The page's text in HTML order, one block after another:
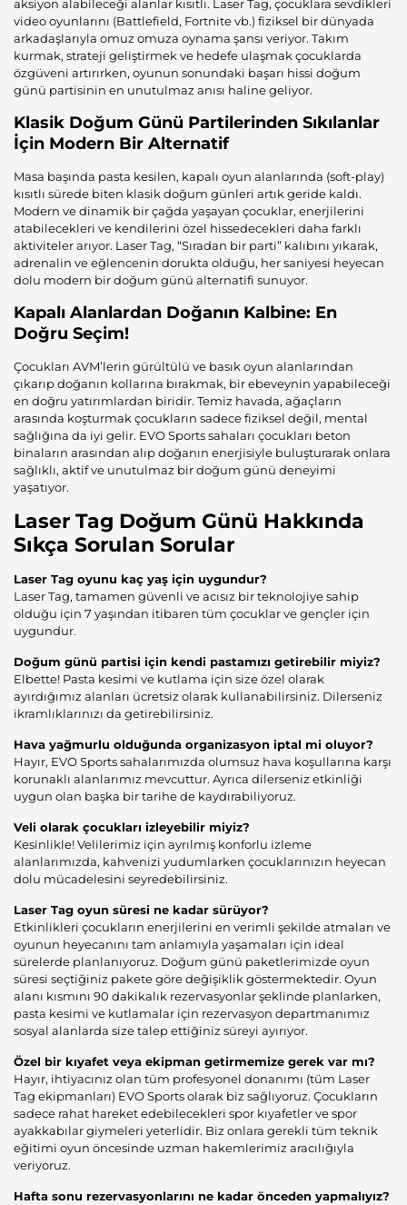
aksiyon alabileceği alanlar kısıtlı. Laser Tag, çocuklara sevdikleri
video oyunlarını (Battlefield, Fortnite vb.) fiziksel bir dünyada
arkadaşlarıyla omuz omuza oynama şansı veriyor. Takım
kurmak, strateji geliştirmek ve hedefe ulaşmak çocuklarda
özgüveni artırırken, oyunun sonundaki başarı hissi doğum
günü partisinin en unutulmaz anısı haline geliyor.
Klasik Doğum Günü Partilerinden Sıkılanlar
İçin Modern Bir Alternatif
Masa başında pasta kesilen, kapalı oyun alanlarında (soft-play)
kısıtlı sürede biten klasik doğum günleri artık geride kaldı.
Modern ve dinamik bir çağda yaşayan çocuklar, enerjilerini
atabilecekleri ve kendilerini özel hissedecekleri daha farklı
aktiviteler arıyor. Laser Tag, “Sıradan bir parti” kalıbını yıkarak,
adrenalin ve eğlencenin dorukta olduğu, her saniyesi heyecan
dolu modern bir doğum günü alternatifi sunuyor.
Kapalı Alanlardan Doğanın Kalbine: En
Doğru Seçim!
Çocukları AVM’lerin gürültülü ve basık oyun alanlarından
çıkarıp doğanın kollarına bırakmak, bir ebeveynin yapabileceği
en doğru yatırımlardan biridir. Temiz havada, ağaçların
arasında koşturmak çocukların sadece fiziksel değil, mental
sağlığına da iyi gelir. EVO Sports sahaları çocukları beton
binaların arasından alıp doğanın enerjisiyle buluşturarak onlara
sağlıklı, aktif ve unutulmaz bir doğum günü deneyimi
yaşatıyor.
Laser Tag Doğum Günü Hakkında
Sıkça Sorulan Sorular
Laser Tag oyunu kaç yaş için uygundur?
Laser Tag, tamamen güvenli ve acısız bir teknolojiye sahip
olduğu için 7 yaşından itibaren tüm çocuklar ve gençler için
uygundur.
Doğum günü partisi için kendi pastamızı getirebilir miyiz?
Elbette! Pasta kesimi ve kutlama için size özel olarak
ayırdığımız alanları ücretsiz olarak kullanabilirsiniz. Dilerseniz
ikramlıklarınızı da getirebilirsiniz.
Hava yağmurlu olduğunda organizasyon iptal mi oluyor?
Hayır, EVO Sports sahalarımızda olumsuz hava koşullarına karşı
korunaklı alanlarımız mevcuttur. Ayrıca dilerseniz etkinliği
uygun olan başka bir tarihe de kaydırabiliyoruz.
Veli olarak çocukları izleyebilir miyiz?
Kesinlikle! Velilerimiz için ayrılmış konforlu izleme
alanlarımızda, kahvenizi yudumlarken çocuklarınızın heyecan
dolu mücadelesini seyredebilirsiniz.
Laser Tag oyun süresi ne kadar sürüyor?
Etkinlikleri çocukların enerjilerini en verimli şekilde atmaları ve
oyunun heyecanını tam anlamıyla yaşamaları için ideal
sürelerde planlanıyoruz. Doğum günü paketlerimizde oyun
süresi seçtiğiniz pakete göre değişiklik göstermektedir. Oyun
alanı kısmını 90 dakikalık rezervasyonlar şeklinde planlarken,
pasta kesimi ve kutlamalar için rezervasyon departmanımız
sosyal alanlarda size talep ettiğiniz süreyi ayırıyor.
Özel bir kıyafet veya ekipman getirmemize gerek var mı?
Hayır, ihtiyacınız olan tüm profesyonel donanımı (tüm Laser
Tag ekipmanları) EVO Sports olarak biz sağlıyoruz. Çocukların
sadece rahat hareket edebilecekleri spor kıyafetler ve spor
ayakkabılar giymeleri yeterlidir. Biz onlara gerekli tüm teknik
eğitimi oyun öncesinde uzman hakemlerimiz aracılığıyla
veriyoruz.
Hafta sonu rezervasyonlarını ne kadar önceden yapmalıyız?